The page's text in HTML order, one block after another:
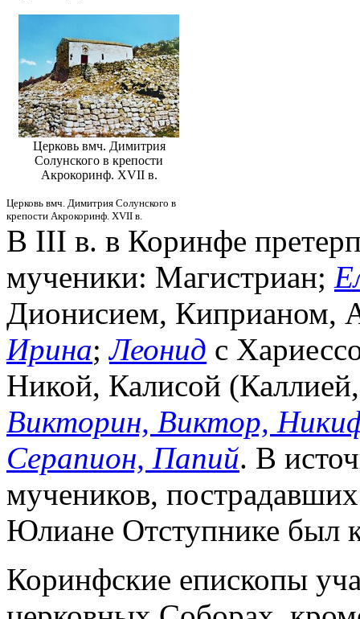
Церковь вмч. Димитрия
Солунского в крепости
Акрокоринф. XVII в.
Церковь вмч. Димитрия Солунского в
крепости Акрокоринф. XVII в.
В III в. в Коринфе
мученики: Магистриан;
Дионисием, Киприаном,
Ирина;Леонид с
Никой, Калисой
Викторин, Виктор,
Серапион, Папий. В
мучеников,
Юлиане Отступнике был
Коринфские епископы